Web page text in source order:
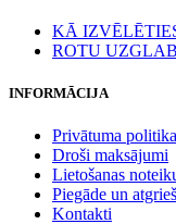
KĀ
ROTU
INFORMĀCIJA
Privātuma politika
Droši maksājumi
Lietošanas
Piegāde un
Kontakti